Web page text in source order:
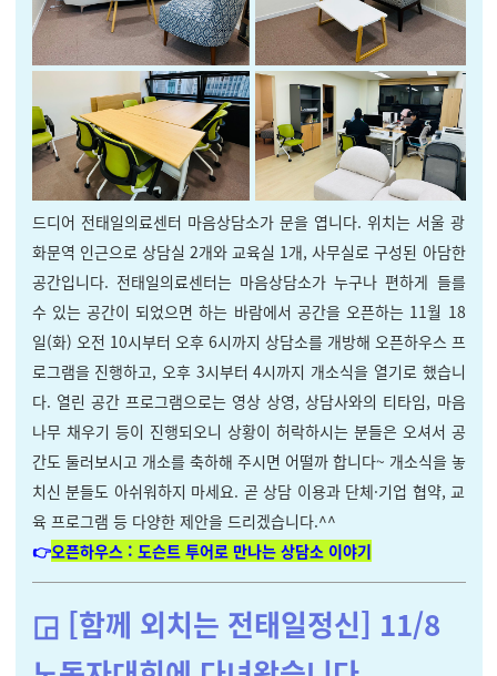
드디어 전태일의료센터 마음상담소가 문을 엽니다. 위치는 서울 광
화문역 인근으로 상담실 2개와 교육실 1개, 사무실로 구성된 아담한
공간입니다. 전태일의료센터는 마음상담소가 누구나 편하게 들를
수 있는 공간이 되었으면 하는 바람에서 공간을 오픈하는 11월 18
일(화) 오전 10시부터 오후 6시까지 상담소를 개방해 오픈하우스 프
로그램을 진행하고, 오후 3시부터 4시까지 개소식을 열기로 했습니
다. 열린 공간 프로그램으로는 영상 상영, 상담사와의 티타임, 마음
나무 채우기 등이 진행되오니 상황이 허락하시는 분들은 오셔서 공
간도 둘러보시고 개소를 축하해 주시면 어떨까 합니다~ 개소식을 놓
치신 분들도 아쉬워하지 마세요. 곧 상담 이용과 단체·기업 협약, 교
육 프로그램 등 다양한 제안을 드리겠습니다.^^
👉오픈하우스 : 도슨트 투어로 만나는 상담소 이야기
◲ [함께 외치는 전태일정신] 11/8